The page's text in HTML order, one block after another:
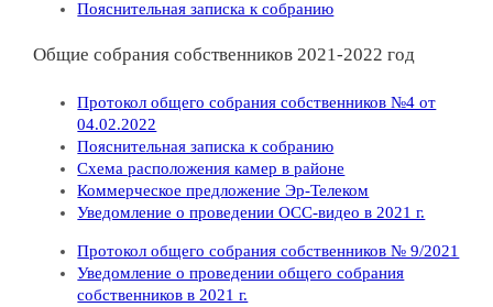
Пояснительная записка к собранию
Общие собрания собственников 2021-2022 год
Протокол общего собрания собственников №4 от
04.02.2022
Пояснительная записка к собранию
Схема расположения камер в районе
Коммерческое предложение Эр-Телеком
Уведомление о проведении ОСС-видео в 2021 г.
Протокол общего собрания собственников № 9/2021
Уведомление о проведении общего собрания
собственников в 2021 г.